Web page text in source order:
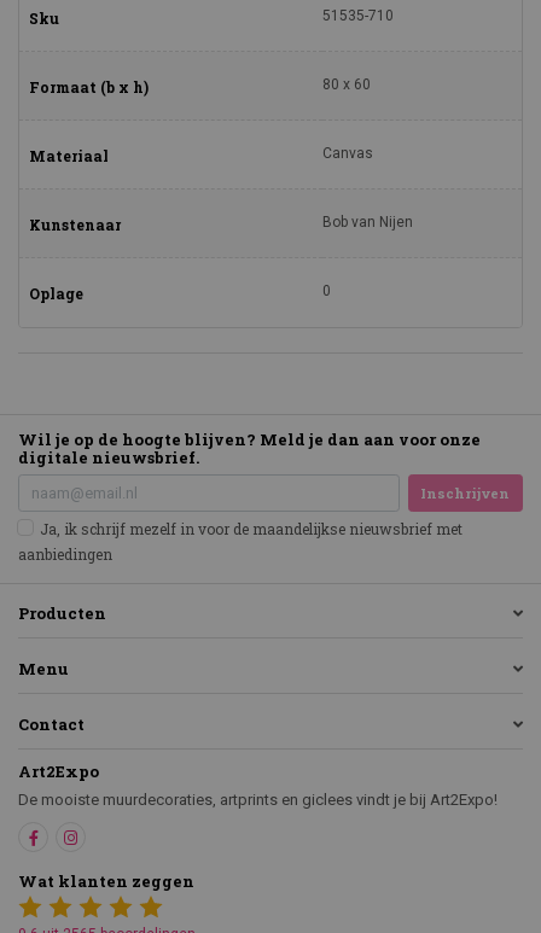
Sku 51535-710
Formaat (b x h) 80 x 60
Materiaal Canvas
Kunstenaar Bob van Nijen
Oplage 0
Wil je op de hoogte blijven? Meld je dan aan voor onze
digitale nieuwsbrief.
Inschrijven
Ja, ik schrijf mezelf in voor de maandelijkse nieuwsbrief met
aanbiedingen
Producten
Menu
Contact
Art2Expo
De mooiste muurdecoraties, artprints en giclees vindt je bij Art2Expo!
Wat klanten zeggen